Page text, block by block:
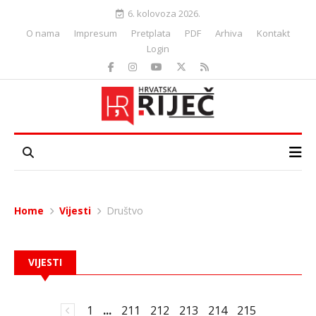
6. kolovoza 2026.
O nama
Impresum Pretplata PDF Arhiva
Kontakt
Login
Home Vijesti Društvo
VIJESTI
1 ... 211 212 213 214 215